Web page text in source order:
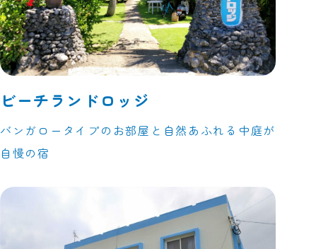
ビーチランドロッジ
バンガロータイプのお部屋と自然あふれる中庭が
自慢の宿